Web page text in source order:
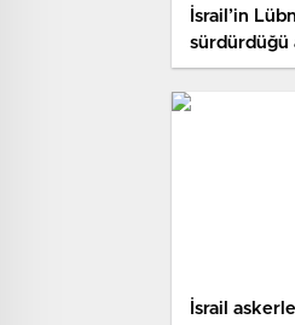
İsrail’in
sürdürdüğü
öldü
İsrail